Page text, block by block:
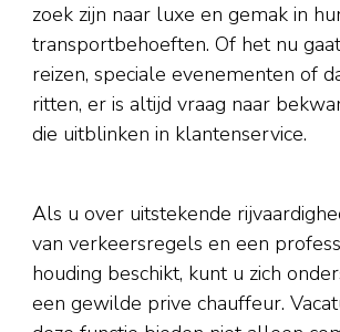
zoek zijn naar luxe en gemak in
transportbehoeften. Of het nu
reizen, speciale evenementen of
ritten, er is altijd vraag naar
die uitblinken in klantenservice.
Als u over uitstekende
van verkeersregels en een
houding beschikt, kunt u zich
een gewilde prive chauffeur.